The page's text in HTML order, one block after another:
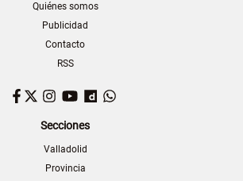
Quiénes somos
Publicidad
Contacto
RSS
Facebook
TwitterInstagram
YouTubeDailymotion
Secciones
Valladolid
Provincia